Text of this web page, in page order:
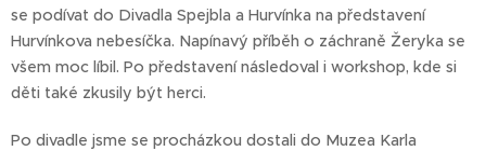
se podívat do Divadla Spejbla a Hurvínka na představení
Hurvínkova nebesíčka. Napínavý příběh o záchraně Žeryka se
všem moc líbil. Po představení následoval i workshop, kde si
děti také zkusily být herci.
Po divadle jsme se procházkou dostali do Muzea Karla